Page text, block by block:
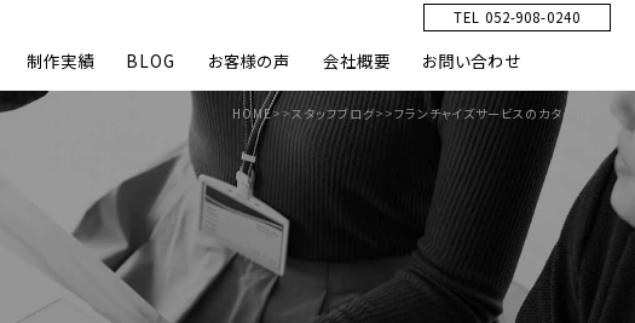
制作実績 BLOG お客様の声 会社概要 お問い合わせ
TEL 052-908-0240
HOME>>スタッフブログ>>フランチャイズサービスのカタチ作り